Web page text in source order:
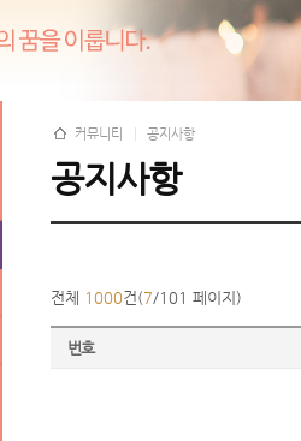
커뮤니티 공지사항
공지사항
전체 1000건(7/101 페이지)
번호